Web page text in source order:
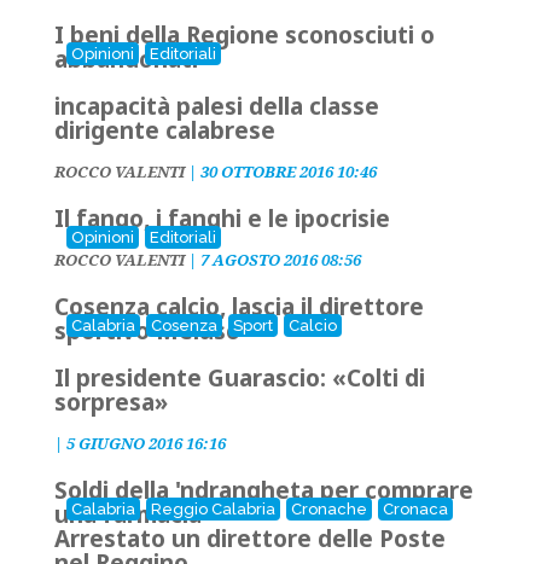
Opinioni Editoriali
I beni della Regione sconosciuti o
abbandonati
incapacità palesi della classe
dirigente calabrese
ROCCO VALENTI| 30 OTTOBRE 2016 10:46
Opinioni Editoriali
Il fango, i fanghi e le ipocrisie
ROCCO VALENTI| 7 AGOSTO 2016 08:56
Calabria Cosenza Sport Calcio
Cosenza calcio, lascia il direttore
sportivo Meluso
Il presidente Guarascio: «Colti di
sorpresa»
| 5 GIUGNO 2016 16:16
Calabria Reggio Calabria Cronache Cronaca
Soldi della 'ndrangheta per comprare
una farmacia
Arrestato un direttore delle Poste